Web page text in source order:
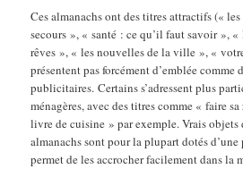
Ces almanachs ont des titres attractifs («
secours », « santé : ce qu’il faut savoir »,
rêves », « les nouvelles de la ville », «
présentent pas forcément d’emblée comme
publicitaires. Certains s’adressent plus
ménagères, avec des titres comme « faire
livre de cuisine » par exemple. Vrais
almanachs sont pour la plupart dotés
permet de les accrocher facilement dans la